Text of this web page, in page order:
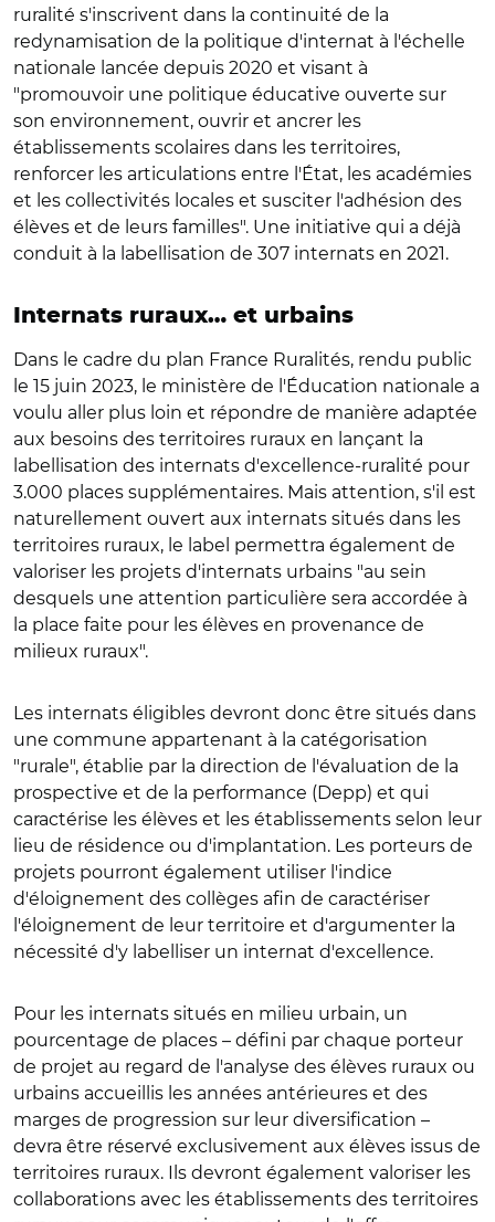
ruralité s'inscrivent dans la continuité de la
redynamisation de la politique d'internat à l'échelle
nationale lancée depuis 2020 et visant à
"promouvoir une politique éducative ouverte sur
son environnement, ouvrir et ancrer les
établissements scolaires dans les territoires,
renforcer les articulations entre l'État, les académies
et les collectivités locales et susciter l'adhésion des
élèves et de leurs familles". Une initiative qui a déjà
conduit à la labellisation de 307 internats en 2021.
Internats ruraux… et urbains
Dans le cadre du plan France Ruralités, rendu public
le 15 juin 2023, le ministère de l'Éducation nationale a
voulu aller plus loin et répondre de manière adaptée
aux besoins des territoires ruraux en lançant la
labellisation des internats d'excellence-ruralité pour
3.000 places supplémentaires. Mais attention, s'il est
naturellement ouvert aux internats situés dans les
territoires ruraux, le label permettra également de
valoriser les projets d'internats urbains "au sein
desquels une attention particulière sera accordée à
la place faite pour les élèves en provenance de
milieux ruraux".
Les internats éligibles devront donc être situés dans
une commune appartenant à la catégorisation
"rurale", établie par la direction de l'évaluation de la
prospective et de la performance (Depp) et qui
caractérise les élèves et les établissements selon leur
lieu de résidence ou d'implantation. Les porteurs de
projets pourront également utiliser l'indice
d'éloignement des collèges afin de caractériser
l'éloignement de leur territoire et d'argumenter la
nécessité d'y labelliser un internat d'excellence.
Pour les internats situés en milieu urbain, un
pourcentage de places – défini par chaque porteur
de projet au regard de l'analyse des élèves ruraux ou
urbains accueillis les années antérieures et des
marges de progression sur leur diversification –
devra être réservé exclusivement aux élèves issus de
territoires ruraux. Ils devront également valoriser les
collaborations avec les établissements des territoires